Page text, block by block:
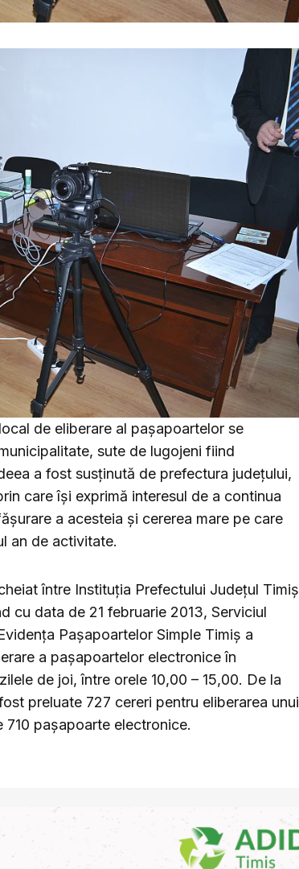
de eliberare al pașapoartelor se
sute de lugojeni fiind
a fost susținută de prefectura județului,
care își exprimă interesul de a continua
a acesteia și cererea mare pe care
an de activitate.
între Instituţia Prefectului Judeţul Timiş
cu data de 21 februarie 2013, Serviciul
Paşapoartelor Simple Timiş a
a paşapoartelor electronice în
de joi, între orele 10,00 – 15,00. De la
preluate 727 cereri pentru eliberarea unui
paşapoarte electronice.